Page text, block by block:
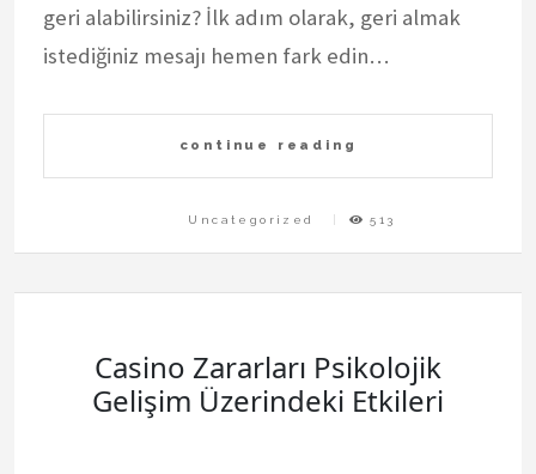
geri alabilirsiniz? İlk adım olarak, geri almak
istediğiniz mesajı hemen fark edin…
continue reading
Uncategorized 513
Casino Zararları Psikolojik
Gelişim Üzerindeki Etkileri